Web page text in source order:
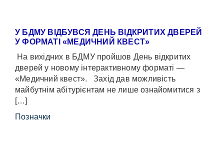
У БДМУ ВІДБУВСЯ ДЕНЬ ВІДКРИТИХ ДВЕРЕЙ
У ФОРМАТІ «МЕДИЧНИЙ КВЕСТ»
На вихідних в БДМУ пройшов День відкритих
дверей у новому інтерактивному форматі —
«Медичний квест». Захід дав можливість
майбутнім абітурієнтам не лише ознайомитися з
[…]
Позначки